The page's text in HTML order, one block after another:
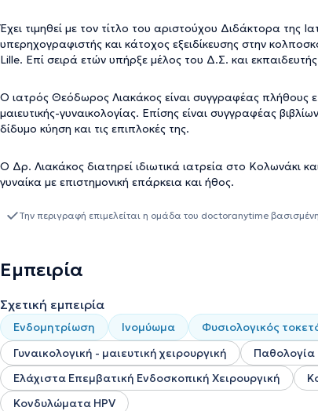
Έχει τιμηθεί με τον τίτλο του αριστούχου Διδάκτορα της
υπερηχογραφιστής και κάτοχος εξειδίκευσης στην
Lille. Επί σειρά ετών υπήρξε μέλος του Δ.Σ. και
Ο ιατρός Θεόδωρος Λιακάκος είναι συγγραφέας πλήθους
μαιευτικής-γυναικολογίας. Επίσης είναι συγγραφέας
δίδυμο κύηση και τις επιπλοκές της.
Ο Δρ. Λιακάκος διατηρεί ιδιωτικά ιατρεία στο Κολωνάκι
γυναίκα με επιστημονική επάρκεια και ήθος.
Την περιγραφή επιμελείται η ομάδα του doctoranytime
Εμπειρία
Σχετική εμπειρία
Ενδομητρίωση Ινομύωμα Φυσιολογικός
Γυναικολογική - μαιευτική χειρουργική
Παθολογία
Ελάχιστα Επεμβατική Ενδοσκοπική Χειρουργική
Κονδυλώματα HPV